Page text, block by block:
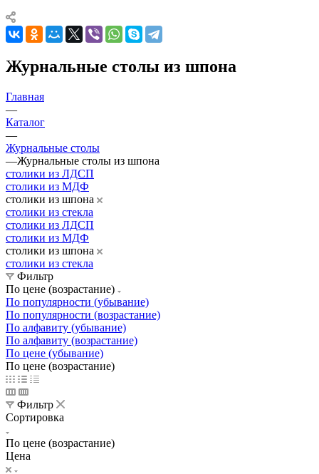
Журнальные столы из шпона
Главная
—
Каталог
—
Журнальные столы
—Журнальные столы из шпона
столики из ЛДСП
столики из МДФ
столики из шпона
столики из стекла
столики из ЛДСП
столики из МДФ
столики из шпона
столики из стекла
Фильтр
По цене (возрастание)
По популярности (убывание)
По популярности (возрастание)
По алфавиту (убывание)
По алфавиту (возрастание)
По цене (убывание)
По цене (возрастание)
Фильтр
Сортировка
По цене (возрастание)
Цена